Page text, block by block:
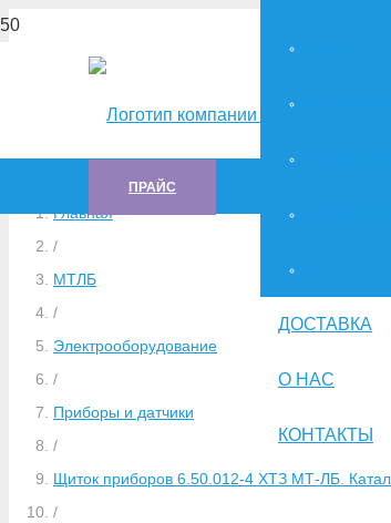
ПРАЙС
ДОСТАВКА
О НАС
КОНТАКТЫ
Главная
/
МТЛБ
/
Электрооборудование
/
Приборы и датчики
/
Щиток приборов 6.50.012-4 ХТЗ МТ-ЛБ.
/